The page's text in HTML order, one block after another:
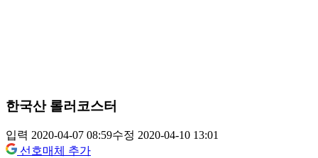
한국산 롤러코스터
입력 2020-04-07 08:59수정 2020-04-10 13:01
선호매체 추가